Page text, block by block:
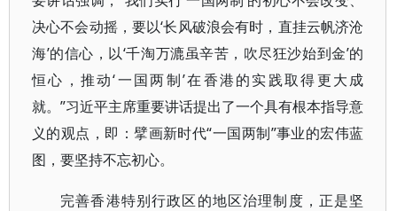
决心不会动摇，要以‘长风破浪会有时，直挂云帆济沧
海’的信心，以‘千淘万漉虽辛苦，吹尽狂沙始到金’的
恒心，推动‘一国两制’在香港的实践取得更大成
就。”习近平主席重要讲话提出了一个具有根本指导意
义的观点，即：擘画新时代“一国两制”事业的宏伟蓝
图，要坚持不忘初心。
完善香港特别行政区的地区治理制度，正是坚